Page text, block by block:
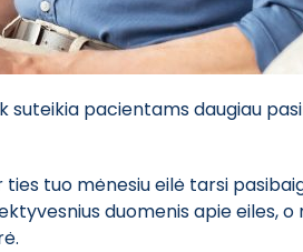
suteikia pacientams daugiau
tuo mėnesiu eilė tarsi
duomenis apie eiles,